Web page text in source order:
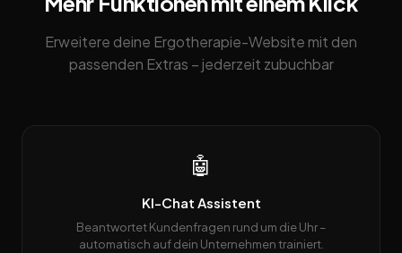
Erweitere deine Ergotherapie-Website mit den
passenden Extras – jederzeit zubuchbar
🤖
KI-Chat Assistent
Beantwortet Kundenfragen rund um die Uhr –
automatisch auf dein Unternehmen trainiert.